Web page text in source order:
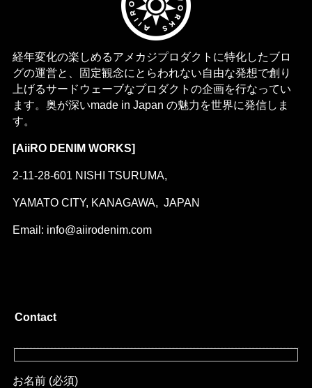
経年変化の楽しめるアメカジプロダクトに特化したブロ
グの運営と、固定観念にとらわれない自由な発想で創り
上げるサードウェーブなプロダクトの企画を行なってい
ます。奥が深いmade in Japan の魅力を世界に発信しま
す。
[AiiRO DENIM WORKS]
2-11-28-601 NISHI TSURUMA,
YAMATO CITY, KANAGAWA, JAPAN
Email: info@aiirodenim.com
Contact
お名前 (必須)